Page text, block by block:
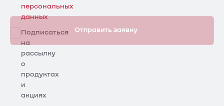
персональных
данных
Подписаться
на
рассылку
о
продуктах
и
акциях
Отправить заявку